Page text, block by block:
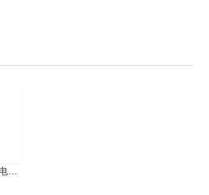
2026年3月24日中国有色网络电视新闻